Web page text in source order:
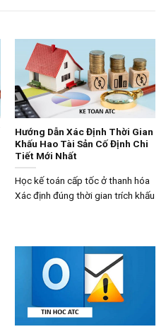
Hướng Dẫn Xác Định Thời Gian
Khấu Hao Tài Sản Cố Định Chi
Tiết Mới Nhất
Học kế toán cấp tốc ở thanh hóa
Xác định đúng thời gian trích khấu